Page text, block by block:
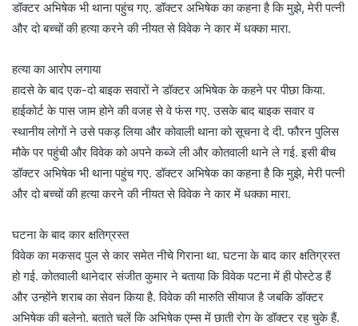
डॉक्टर अभिषेक भी थाना पहुंच गए. डॉक्टर अभिषेक का कहना है कि मुझे, मेरी पत्नी
और दो बच्चों की हत्या करने की नीयत से विवेक ने कार में धक्का मारा.
हत्या का आरोप लगाया
हादसे के बाद एक-दो बाइक सवारों ने डॉक्टर अभिषेक के कहने पर पीछा किया.
हाईकोर्ट के पास जाम होने की वजह से वे फंस गए. उसके बाद बाइक सवार व
स्थानीय लोगों ने उसे पकड़ लिया और कोवाली थाना को सूचना दे दी. फौरन पुलिस
मौके पर पहुंची और विवेक को अपने कब्जे ली और कोतवाली थाने ले गई. इसी बीच
डॉक्टर अभिषेक भी थाना पहुंच गए. डॉक्टर अभिषेक का कहना है कि मुझे, मेरी पत्नी
और दो बच्चों की हत्या करने की नीयत से विवेक ने कार में धक्का मारा.
घटना के बाद कार क्षतिग्रस्त
विवेक का मकसद पुल से कार समेत नीचे गिराना था. घटना के बाद कार क्षतिग्रस्त
हो गई. कोतवाली थानेदार संजीत कुमार ने बताया कि विवेक पटना में ही पोस्टेड हैं
और उन्होंने शराब का सेवन किया है. विवेक की मारुति सीयाज है जबकि डॉक्टर
अभिषेक की बलेनो. बताते चलें कि अभिषेक एम्स में छाती रोग के डॉक्टर रह चुके हैं.